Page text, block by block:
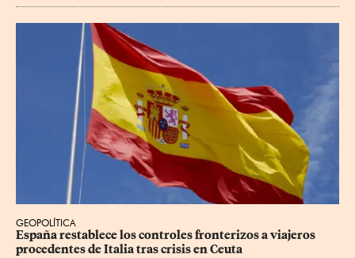
GEOPOLÍTICA
España restablece los controles fronterizos a viajeros
procedentes de Italia tras crisis en Ceuta